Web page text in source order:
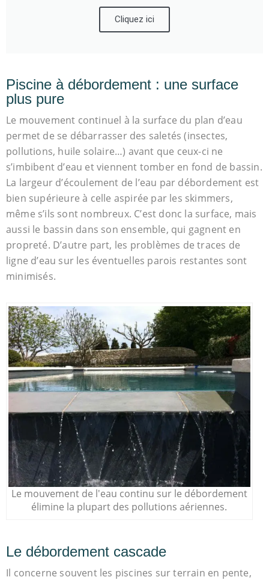
Cliquez ici
Piscine à débordement : une surface
plus pure
Le mouvement continuel à la surface du plan d’eau
permet de se débarrasser des saletés (insectes,
pollutions, huile solaire…) avant que ceux-ci ne
s’imbibent d’eau et viennent tomber en fond de bassin.
La largeur d’écoulement de l’eau par débordement est
bien supérieure à celle aspirée par les skimmers,
même s’ils sont nombreux. C’est donc la surface, mais
aussi le bassin dans son ensemble, qui gagnent en
propreté. D’autre part, les problèmes de traces de
ligne d’eau sur les éventuelles parois restantes sont
minimisés.
Le mouvement de l'eau continu sur le débordement
élimine la plupart des pollutions aériennes.
Le débordement cascade
Il concerne souvent les piscines sur terrain en pente,